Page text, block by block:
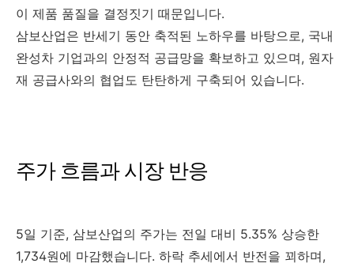
이 제품 품질을 결정짓기 때문입니다.
삼보산업은 반세기 동안 축적된 노하우를 바탕으로, 국내
완성차 기업과의 안정적 공급망을 확보하고 있으며, 원자
재 공급사와의 협업도 탄탄하게 구축되어 있습니다.
주가 흐름과 시장 반응
5일 기준, 삼보산업의 주가는 전일 대비 5.35% 상승한
1,734원에 마감했습니다. 하락 추세에서 반전을 꾀하며,